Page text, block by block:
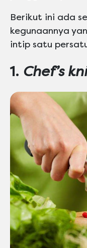
Berikut ini ada
kegunaannya
intip satu
1. Chef’s